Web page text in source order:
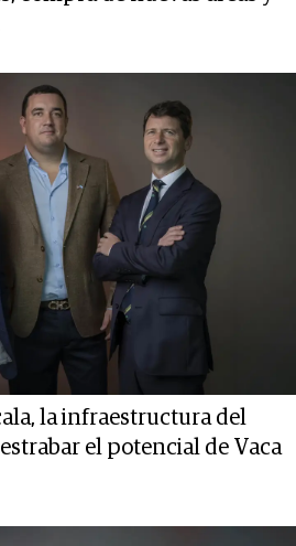
la infraestructura del
el potencial de Vaca